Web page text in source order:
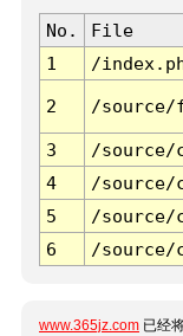
No. File
1
/
2 /source/
3 /source/
4
/source/
5
/source/
6
/source/
www.365jz.com 已经